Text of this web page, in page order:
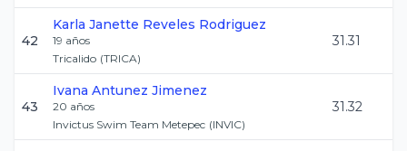
42
Karla Janette Reveles Rodriguez
19 años
Tricalido (TRICA)
31.31
43
Ivana Antunez Jimenez
20 años
Invictus Swim Team Metepec (INVIC)
31.32